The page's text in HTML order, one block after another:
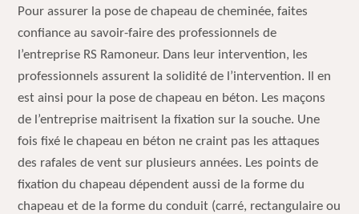
Pour assurer la pose de chapeau de cheminée, faites
confiance au savoir-faire des professionnels de
l’entreprise RS Ramoneur. Dans leur intervention, les
professionnels assurent la solidité de l’intervention. Il en
est ainsi pour la pose de chapeau en béton. Les maçons
de l’entreprise maitrisent la fixation sur la souche. Une
fois fixé le chapeau en béton ne craint pas les attaques
des rafales de vent sur plusieurs années. Les points de
fixation du chapeau dépendent aussi de la forme du
chapeau et de la forme du conduit (carré, rectangulaire ou